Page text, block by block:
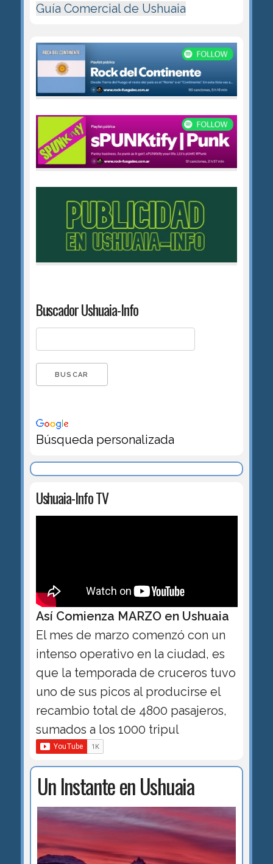
Guía Comercial de Ushuaia
Buscador Ushuaia-Info
Búsqueda personalizada
Ushuaia-Info TV
Así Comienza MARZO en Ushuaia
El mes de marzo comenzó con un
intenso operativo en la ciudad, es
que la temporada de cruceros tuvo
uno de sus picos al producirse el
recambio total de 4800 pasajeros,
sumados a los 1000 tripul
Un Instante en Ushuaia